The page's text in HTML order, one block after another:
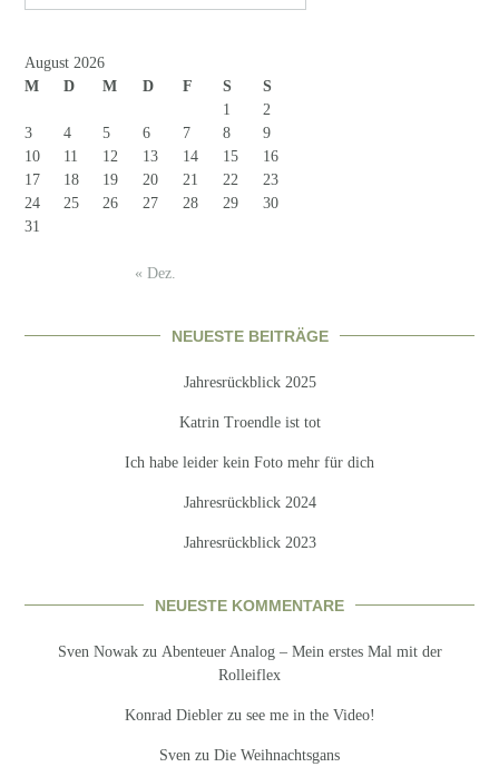
August 2026
M
D M D F S
S
1
2
3
4 5 6 7 8
9
10
11 12 13 14 15
16
17
18 19 20 21 22
23
24
25 26 27 28 29
30
31
« Dez.
NEUESTE BEITRÄGE
Jahresrückblick 2025
Katrin Troendle ist tot
Ich habe leider kein Foto mehr für dich
Jahresrückblick 2024
Jahresrückblick 2023
NEUESTE KOMMENTARE
Sven Nowakzu Abenteuer Analog – Mein erstes Mal mit der
Rolleiflex
Konrad Dieblerzu see me in the Video!
Sven zu Die Weihnachtsgans